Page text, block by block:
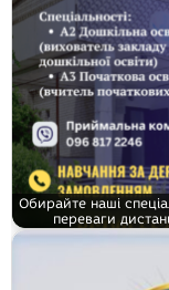
Обирайте наші
переваги